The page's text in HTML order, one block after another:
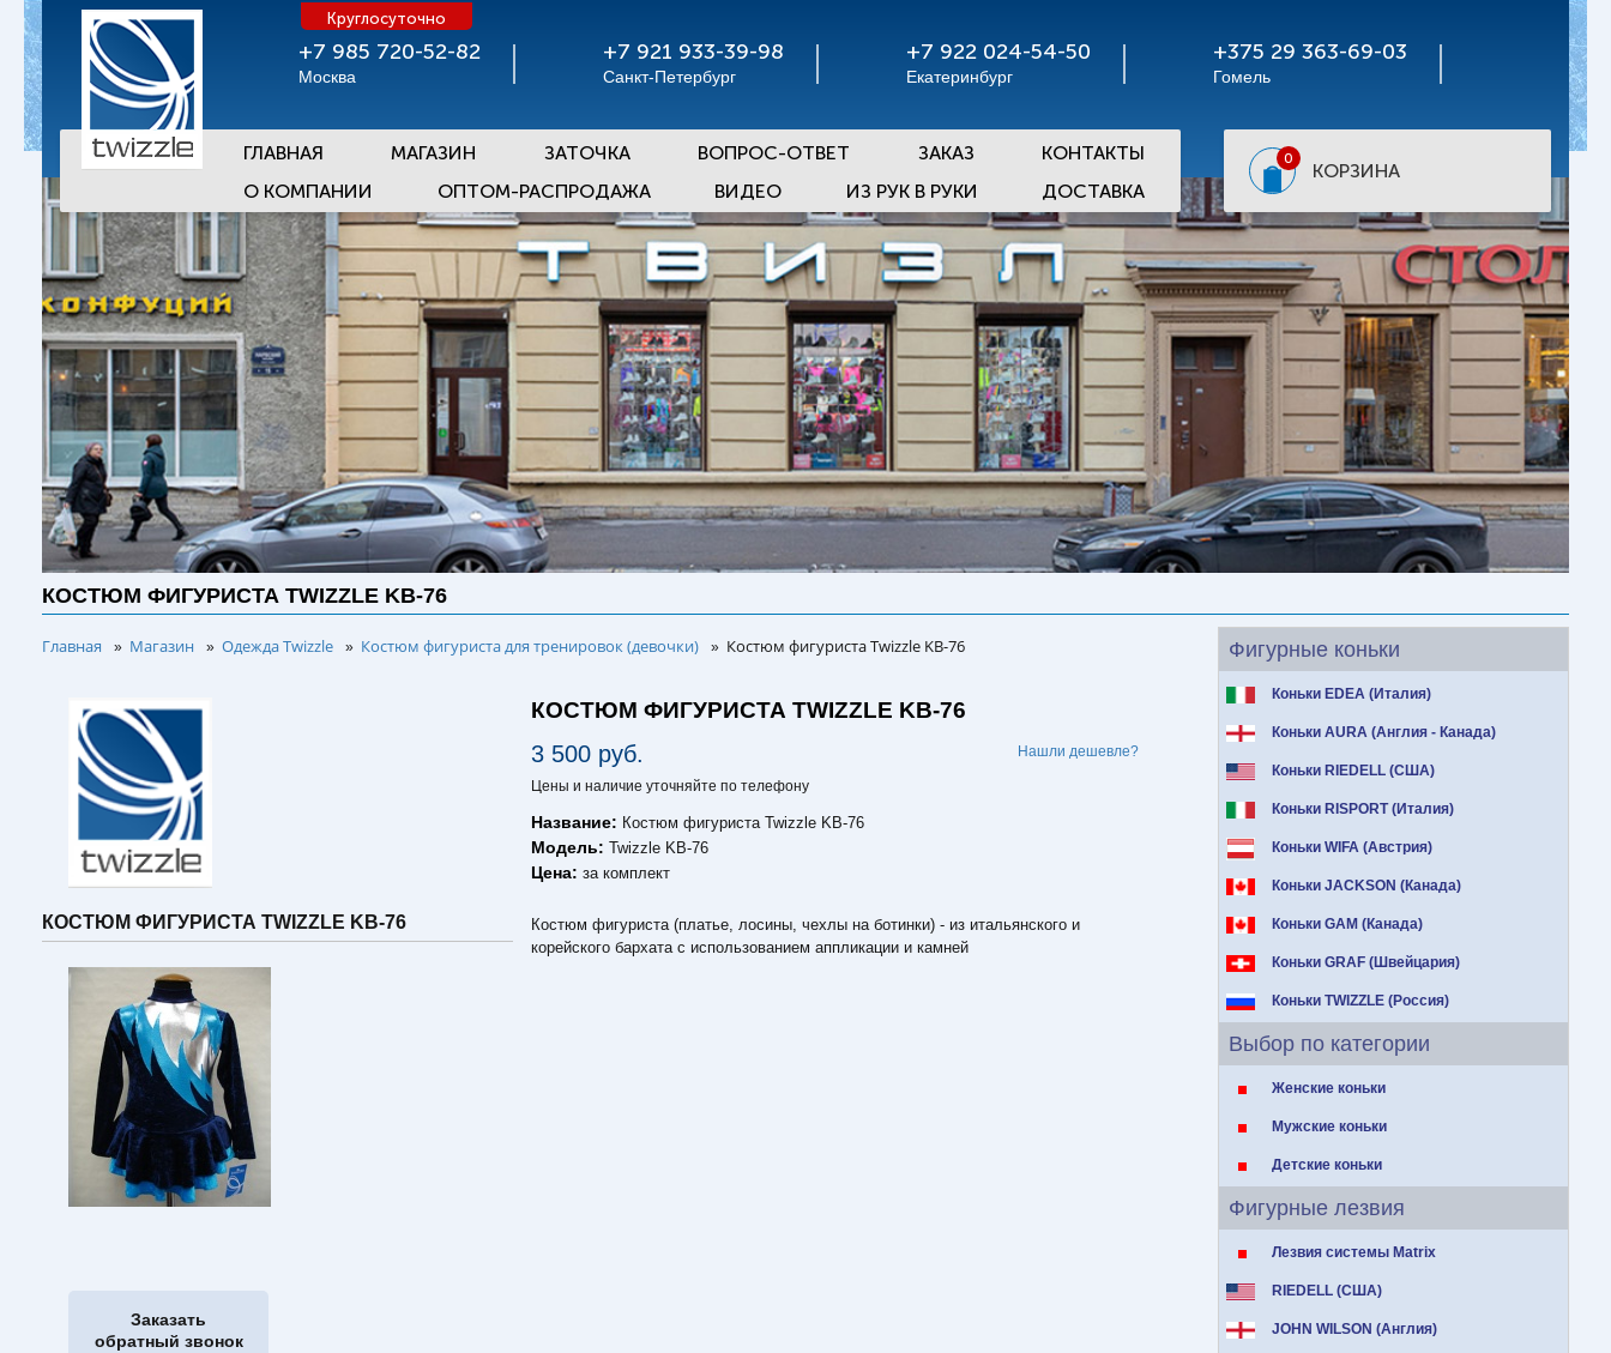
+7 985 720-52-82
Москва
Круглосуточно
+7 921 933-39-98
Санкт-Петербург
+7 922 024-54-50
Екатеринбург
+375 29 363-69-03
Гомель
ГЛАВНАЯ МАГАЗИН ЗАТОЧКА ВОПРОС-ОТВЕТ ЗАКАЗ
КОНТАКТЫ
О КОМПАНИИ
ОПТОМ-РАСПРОДАЖА ВИДЕО ИЗ РУК В РУКИ ДОСТАВКА
0
КОРЗИНА
КОСТЮМ ФИГУРИСТА TWIZZLE KB-76
Фигурные коньки
Коньки EDEA (Италия)
Коньки AURA (Англия - Канада)
Коньки RIEDELL (США)
Коньки RISPORT (Италия)
Коньки WIFA (Австрия)
Коньки JACKSON (Канада)
Коньки GAM (Канада)
Коньки GRAF (Швейцария)
Коньки TWIZZLE (Россия)
Выбор по категории
Женские коньки
Мужские коньки
Детские коньки
Фигурные лезвия
Лезвия системы Matrix
RIEDELL (США)
JOHN WILSON (Англия)
Главная » Магазин » Одежда Twizzle » Костюм фигуриста для тренировок (девочки) » Костюм фигуриста Twizzle KB-76
КОСТЮМ ФИГУРИСТА TWIZZLE KB-76
Заказать
обратный звонок
КОСТЮМ ФИГУРИСТА TWIZZLE KB-76
3 500 руб. Нашли дешевле?
Цены и наличие уточняйте по телефону
Название: Костюм фигуриста Twizzle KB-76
Модель:Twizzle KB-76
Цена:за комплект
Костюм фигуриста (платье, лосины, чехлы на ботинки) - из итальянского и
корейского бархата с использованием аппликации и камней